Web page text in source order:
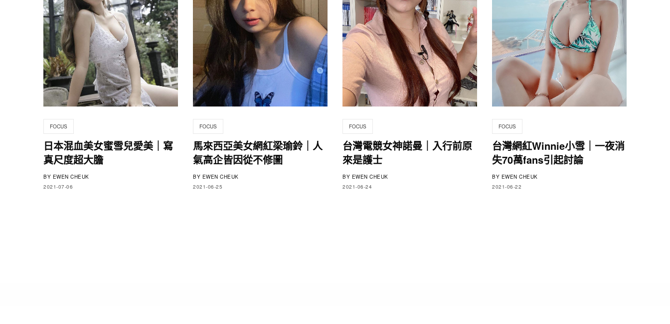
FOCUS
日本混血美女蜜雪兒愛美｜寫
真尺度超大膽
BY EWEN CHEUK
2021-07-06
FOCUS
馬來西亞美女網紅梁瑜鈴｜人
氣高企皆因從不修圖
BY EWEN CHEUK
2021-06-25
FOCUS
台灣電競女神諾曼｜入行前原
來是護士
BY EWEN CHEUK
2021-06-24
FOCUS
台灣網紅Winnie小雪｜一夜消
失70萬fans引起討論
BY EWEN CHEUK
2021-06-22